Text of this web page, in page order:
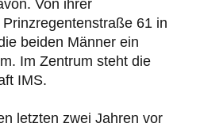
Von ihrer
61 in
beiden Männer ein
Im Zentrum steht die
IMS.
letzten zwei Jahren vor